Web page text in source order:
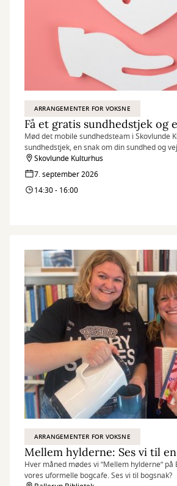
ARRANGEMENTER FOR VOKSNE
Mød det mobile sundhedsteam i Skovlunde
sundhedstjek, en snak om din sundhed og
sundere hverdag.
Skovlunde Kulturhus
7. september 2026
14:30 - 16:00
ARRANGEMENTER FOR VOKSNE
Mellem hylderne: Ses vi til
Hver måned mødes vi ”Mellem hylderne”
vores uformelle bogcafe. Ses vi til bogsnak?